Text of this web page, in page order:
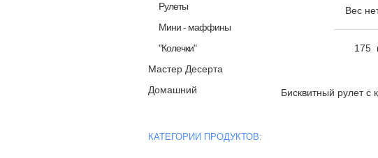
Вес
175
Бисквитный рулет с
Рулеты
Мини - маффины
"Колечки"
Мастер Десерта
Домашний
КАТЕГОРИИ ПРОДУКТОВ: